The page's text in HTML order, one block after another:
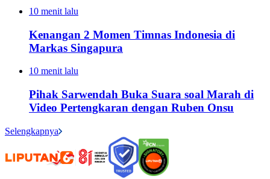
10 menit lalu
Kenangan 2 Momen Timnas Indonesia di
Markas Singapura
10 menit lalu
Pihak Sarwendah Buka Suara soal Marah di
Video Pertengkaran dengan Ruben Onsu
Selengkapnya